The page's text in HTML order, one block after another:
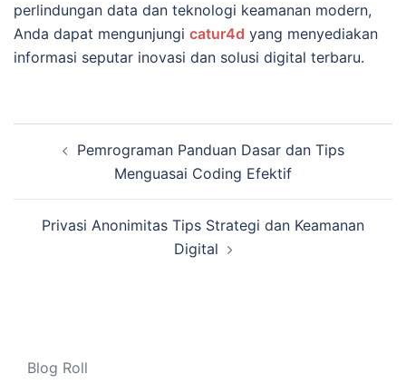
perlindungan data dan teknologi keamanan modern,
Anda dapat mengunjungi catur4d yang menyediakan
informasi seputar inovasi dan solusi digital terbaru.
TulisanPemrograman Panduan Dasar dan Tips
Menguasai Coding Efektif
Privasi Anonimitas Tips Strategi dan Keamanan
Digital
Blog Roll